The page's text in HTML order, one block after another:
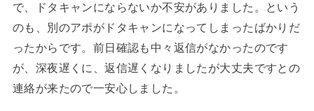
で、ドタキャンにならないか不安がありました。という
のも、別のアポがドタキャンになってしまったばかりだ
ったからです。前日確認も中々返信がなかったのです
が、深夜遅くに、返信遅くなりましたが大丈夫ですとの
連絡が来たので一安心しました。